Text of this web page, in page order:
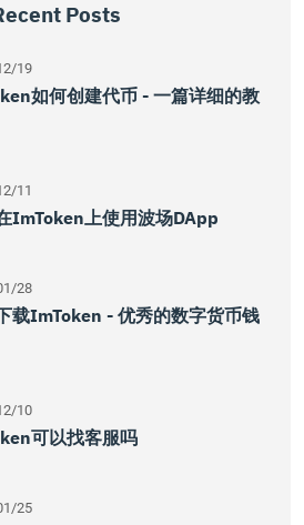
Posts
19
如何创建代币 - 一篇详细的教
11
imToken上使用波场DApp
28
载imToken - 优秀的数字货币钱
10
可以找客服吗
25